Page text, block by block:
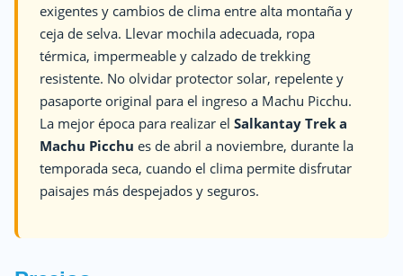
exigentes y cambios de clima entre alta montaña y
ceja de selva. Llevar mochila adecuada, ropa
térmica, impermeable y calzado de trekking
resistente. No olvidar protector solar, repelente y
pasaporte original para el ingreso a Machu Picchu.
La mejor época para realizar el Salkantay Trek a
Machu Picchu es de abril a noviembre, durante la
temporada seca, cuando el clima permite disfrutar
paisajes más despejados y seguros.